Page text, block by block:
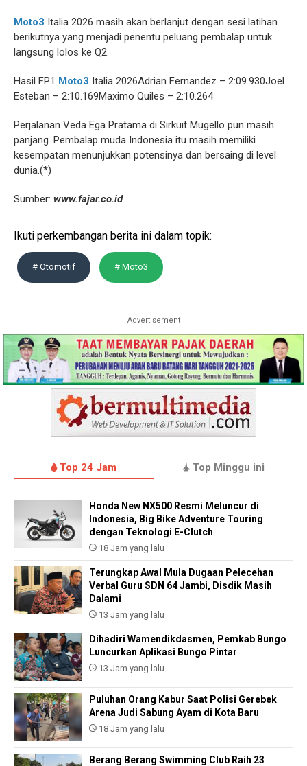
Moto3 Italia 2026 masih akan berlanjut dengan sesi latihan
berikutnya yang menjadi penentu peluang pembalap untuk
langsung lolos ke Q2.
Hasil FP1 Moto3 Italia 2026Adrian Fernandez – 2:09.930Joel
Esteban – 2:10.169Maximo Quiles – 2:10.264
Perjalanan Veda Ega Pratama di Sirkuit Mugello pun masih
panjang. Pembalap muda Indonesia itu masih memiliki
kesempatan menunjukkan potensinya dan bersaing di level
dunia.(*)
Sumber: www.fajar.co.id
Ikuti perkembangan berita ini dalam topik:
# Otomotif # Moto3
Advertisement
Top 24 Jam Top Minggu ini
Honda New NX500 Resmi Meluncur di
Indonesia, Big Bike Adventure Touring
dengan Teknologi E-Clutch
18 Jam yang lalu
Terungkap Awal Mula Dugaan Pelecehan
Verbal Guru SDN 64 Jambi, Disdik Masih
Dalami
13 Jam yang lalu
Dihadiri Wamendikdasmen, Pemkab Bungo
Luncurkan Aplikasi Bungo Pintar
13 Jam yang lalu
Puluhan Orang Kabur Saat Polisi Gerebek
Arena Judi Sabung Ayam di Kota Baru
18 Jam yang lalu
Berang Berang Swimming Club Raih 23